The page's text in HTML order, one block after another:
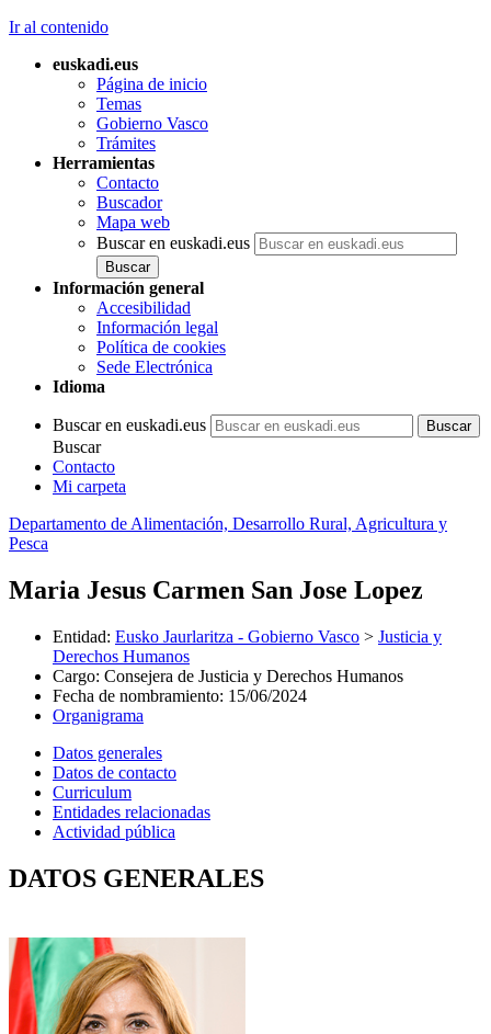
Ir al contenido
euskadi.eus
Página de inicio
Temas
Gobierno Vasco
Trámites
Herramientas
Contacto
Buscador
Mapa web
Buscar en euskadi.eus
Información general
Accesibilidad
Información legal
Política de cookies
Sede Electrónica
Idioma
Buscar en euskadi.eus
Buscar
Contacto
Mi carpeta
Departamento de Alimentación, Desarrollo Rural, Agricultura y
Pesca
Maria Jesus Carmen San Jose Lopez
Entidad: Eusko Jaurlaritza - Gobierno Vasco > Justicia y
Derechos Humanos
Cargo: Consejera de Justicia y Derechos Humanos
Fecha de nombramiento: 15/06/2024
Organigrama
Datos generales
Datos de contacto
Curriculum
Entidades relacionadas
Actividad pública
DATOS GENERALES